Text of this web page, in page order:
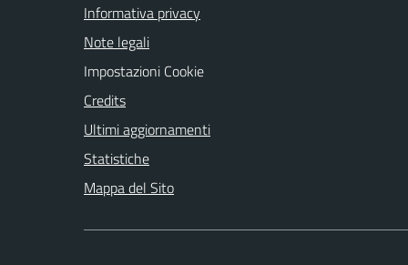
Informativa privacy
Note legali
Impostazioni Cookie
Credits
Ultimi aggiornamenti
Statistiche
Mappa del Sito